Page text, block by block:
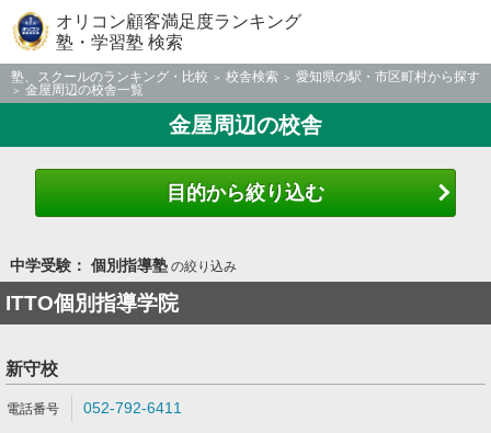
オリコン顧客満足度ランキング
塾・学習塾 検索
塾、スクールのランキング・比較 校舎検索
愛知県の駅・市区町村から探す
金屋周辺の校舎一覧
金屋周辺の校舎
目的から絞り込む
中学受験： 個別指導塾の絞り込み
ITTO個別指導学院
新守校
052-792-6411